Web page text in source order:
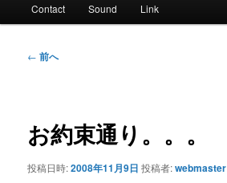
メ
Contact Sound Link
投
ゲ
ー
ョ
← 前へ
お約束通り。。。
投稿日時:2008年11月9日 投稿者:webmaster